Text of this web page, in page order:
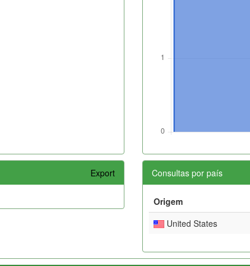
Export Consultas por país
Origem
United States